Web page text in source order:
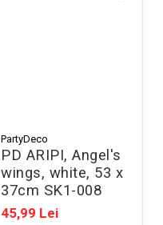
PartyDeco
PD ARIPI, Angel's
wings, white, 53 x
37cm SK1-008
45,99 Lei